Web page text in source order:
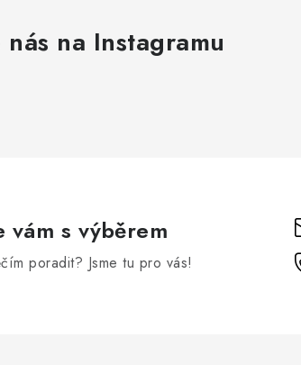
na Instagramu
vám s výběrem
poradit? Jsme tu pro vás!